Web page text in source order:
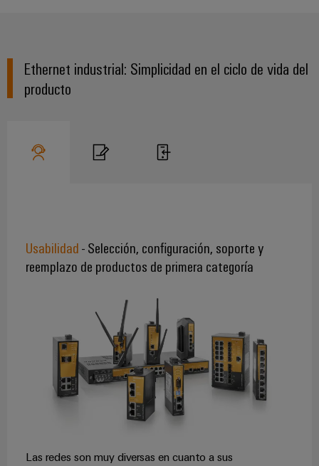
Ethernet industrial: Simplicidad en el ciclo de vida del
producto
Usabilidad- Selección, configuración, soporte y
reemplazo de productos de primera categoría
Las redes son muy diversas en cuanto a sus